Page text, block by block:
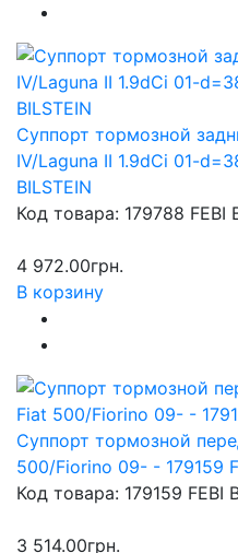
Суппорт тормозной
IV/Laguna II 1.9dCi 01-
BILSTEIN
Код товара: 179788 FEBI
4 972.00грн.
В корзину
Суппорт тормозной
500/Fiorino 09- - 179159
Код товара: 179159 FEBI
3 514.00грн.